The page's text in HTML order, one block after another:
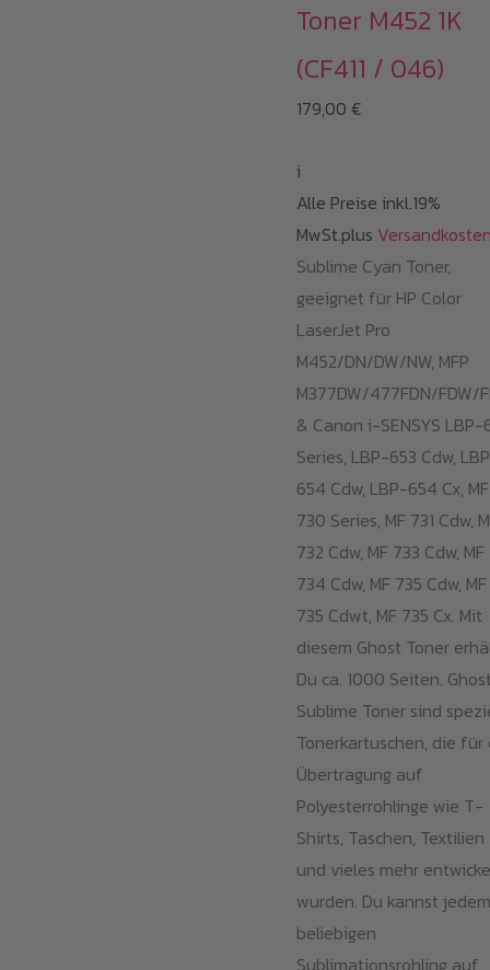
Toner M452 1K
(CF411 / 046)
179,00 €
i
Alle Preise inkl.19%
MwSt.plus
Sublime Cyan Toner,
geeignet für HP Color
LaserJet Pro
M452/DN/DW/NW, MFP
M377DW/477FDN/FDW/
& Canon i-SENSYS
Series, LBP-653 Cdw,
654 Cdw, LBP-654 Cx, MF
730 Series, MF 731 Cdw,
732 Cdw, MF 733 Cdw, MF
734 Cdw, MF 735 Cdw, MF
735 Cdwt, MF 735 Cx. Mit
diesem Ghost Toner
Du ca. 1000 Seiten.
Sublime Toner sind
Tonerkartuschen, die für
Übertragung auf
Polyesterrohlinge wie T-
Shirts, Taschen, Textilien
und vieles mehr
wurden. Du kannst
beliebigen